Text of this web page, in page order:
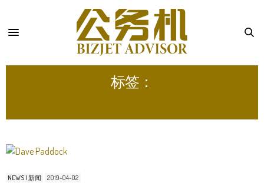
标签：
NEWS | 新闻 2019-04-02